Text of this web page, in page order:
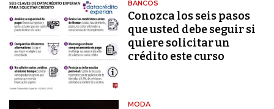
BANCOS
Conozca los seis pasos
que usted debe seguir si
quiere solicitar un
crédito este curso
MODA